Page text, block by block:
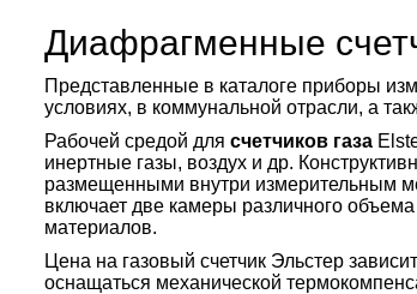
Диафрагменные
Представленные в каталоге приборы
условиях, в коммунальной отрасли, а
Рабочей средой для счетчиков газа
инертные газы, воздух и др.
размещенными внутри измерительным
включает две камеры различного
материалов.
Цена на газовый счетчик Эльстер
оснащаться механической